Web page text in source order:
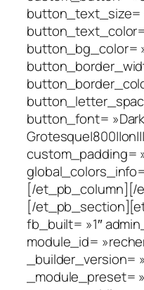
button_text_size=
button_bg_color=
button_font=
custom_padding=
[/et_pb_column][/
[/
fb_built= »1″
module_id=
_builder_version=
_module_preset=